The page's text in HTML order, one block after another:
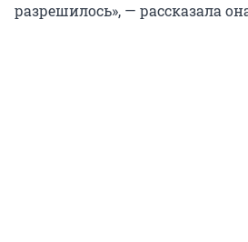
разрешилось», — рассказала